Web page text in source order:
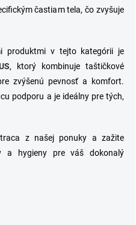
častiam tela, čo zvyšuje
produktmi v tejto kategórii je
, ktorý kombinuje taštičkové
zvýšenú pevnosť a komfort.
podporu a je ideálny pre tých,
z našej ponuky a zažite
a hygieny pre váš dokonalý